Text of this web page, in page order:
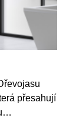
přesahují